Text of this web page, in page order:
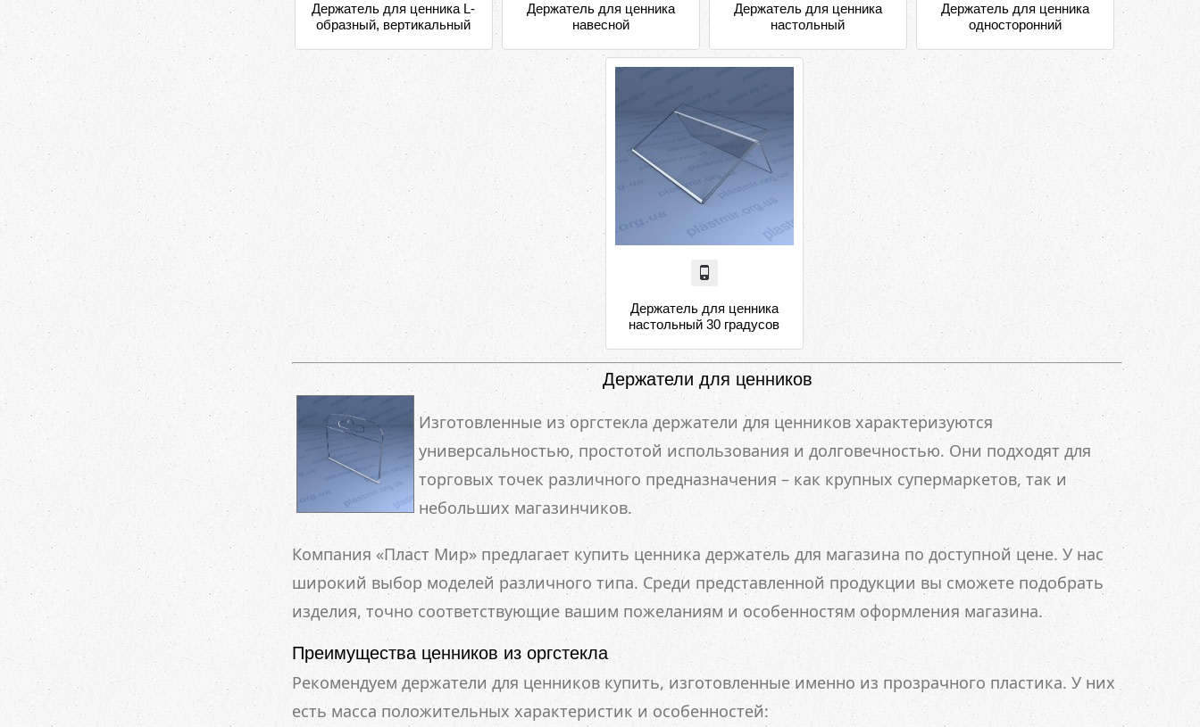
Держатель для ценника L-
образный, вертикальный
Держатель для ценника
навесной
Держатель для ценника
настольный
Держатель для ценника
односторонний
Держатель для ценника
настольный 30 градусов
Держатели для ценников
Изготовленные из оргстекла держатели для ценников характеризуются
универсальностью, простотой использования и долговечностью. Они подходят для
торговых точек различного предназначения – как крупных супермаркетов, так и
небольших магазинчиков.
Компания «Пласт Мир» предлагает купить ценника держатель для магазина по доступной цене. У нас
широкий выбор моделей различного типа. Среди представленной продукции вы сможете подобрать
изделия, точно соответствующие вашим пожеланиям и особенностям оформления магазина.
Преимущества ценников из оргстекла
Рекомендуем держатели для ценников купить, изготовленные именно из прозрачного пластика. У них
есть масса положительных характеристик и особенностей: